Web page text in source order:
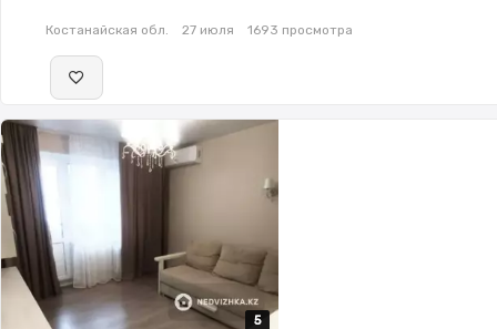
Костанайская обл. 27 июля 1693 просмотра
5
5
5
5
5